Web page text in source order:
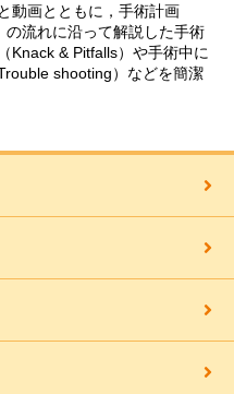
動画とともに，手術計画
の流れに沿って解説した手術
Knack & Pitfalls）や手術中に
shooting）などを簡潔